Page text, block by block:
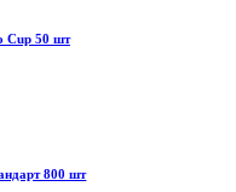
Cup 50 шт
800 шт